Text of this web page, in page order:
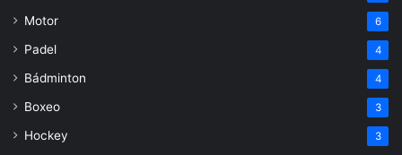
Motor 6
Padel 4
Bádminton 4
Boxeo 3
Hockey 3